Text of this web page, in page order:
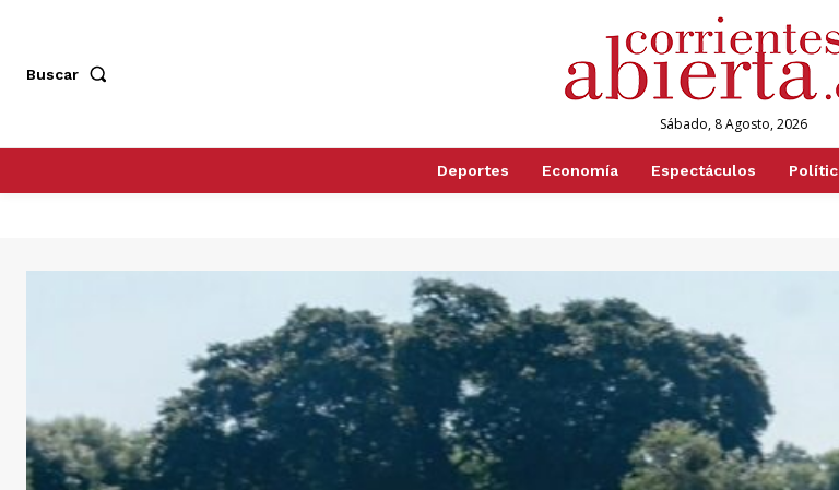
Buscar
Sábado, 8 Agosto, 2026
Deportes Economía Espectáculos